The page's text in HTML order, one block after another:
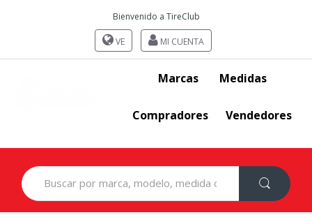
Bienvenido a TireClub
VE MI CUENTA
Marcas Medidas
Compradores Vendedores
Search
for: